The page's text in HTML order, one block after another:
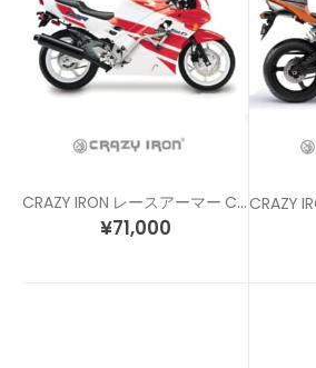
CRAZY IRON レースアーマー CBR600F2/F3
¥71,000